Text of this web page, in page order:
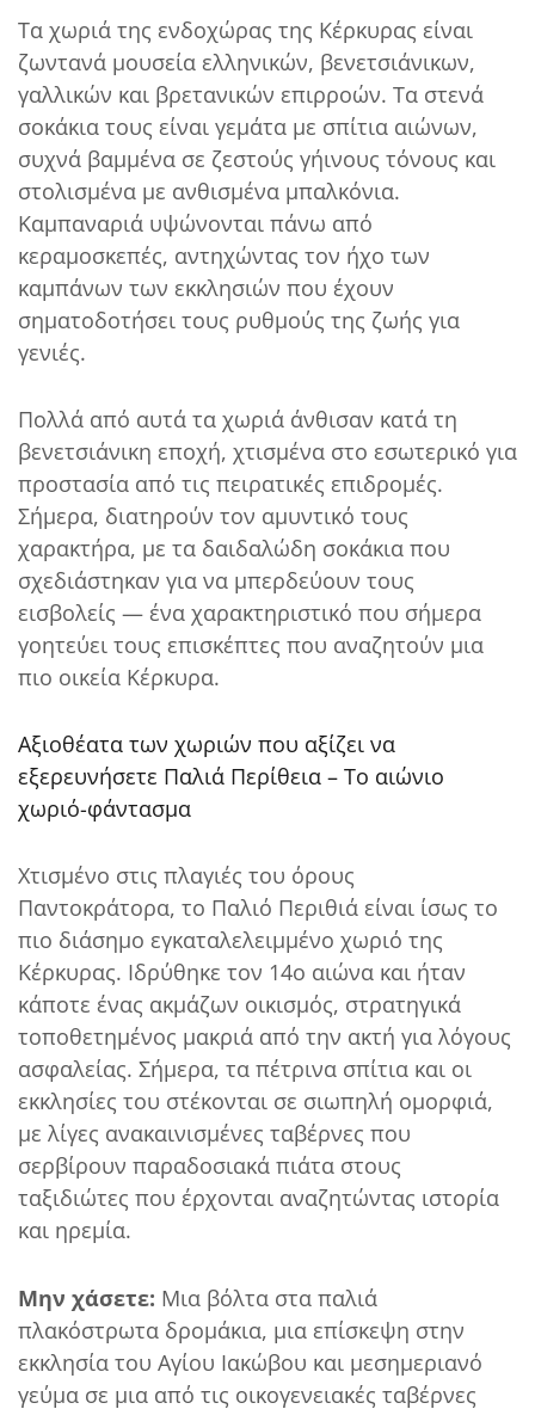
Τα χωριά της ενδοχώρας της Κέρκυρας είναι
ζωντανά μουσεία ελληνικών, βενετσιάνικων,
γαλλικών και βρετανικών επιρροών. Τα στενά
σοκάκια τους είναι γεμάτα με σπίτια αιώνων,
συχνά βαμμένα σε ζεστούς γήινους τόνους και
στολισμένα με ανθισμένα μπαλκόνια.
Καμπαναριά υψώνονται πάνω από
κεραμοσκεπές, αντηχώντας τον ήχο των
καμπάνων των εκκλησιών που έχουν
σηματοδοτήσει τους ρυθμούς της ζωής για
γενιές.
Πολλά από αυτά τα χωριά άνθισαν κατά τη
βενετσιάνικη εποχή, χτισμένα στο εσωτερικό για
προστασία από τις πειρατικές επιδρομές.
Σήμερα, διατηρούν τον αμυντικό τους
χαρακτήρα, με τα δαιδαλώδη σοκάκια που
σχεδιάστηκαν για να μπερδεύουν τους
εισβολείς — ένα χαρακτηριστικό που σήμερα
γοητεύει τους επισκέπτες που αναζητούν μια
πιο οικεία Κέρκυρα.
Αξιοθέατα των χωριών που αξίζει να
εξερευνήσετε Παλιά Περίθεια – Το αιώνιο
χωριό-φάντασμα
Χτισμένο στις πλαγιές του όρους
Παντοκράτορα, το Παλιό Περιθιά είναι ίσως το
πιο διάσημο εγκαταλελειμμένο χωριό της
Κέρκυρας. Ιδρύθηκε τον 14ο αιώνα και ήταν
κάποτε ένας ακμάζων οικισμός, στρατηγικά
τοποθετημένος μακριά από την ακτή για λόγους
ασφαλείας. Σήμερα, τα πέτρινα σπίτια και οι
εκκλησίες του στέκονται σε σιωπηλή ομορφιά,
με λίγες ανακαινισμένες ταβέρνες που
σερβίρουν παραδοσιακά πιάτα στους
ταξιδιώτες που έρχονται αναζητώντας ιστορία
και ηρεμία.
Μην χάσετε: Μια βόλτα στα παλιά
πλακόστρωτα δρομάκια, μια επίσκεψη στην
εκκλησία του Αγίου Ιακώβου και μεσημεριανό
γεύμα σε μια από τις οικογενειακές ταβέρνες